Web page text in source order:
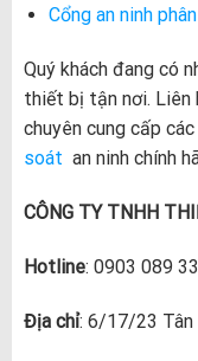
Cổng an ninh
Quý khách đang có
thiết bị tận nơi. Liên
chuyên cung cấp
soát an ninh chính
CÔNG TY TNHH
Hotline: 0903 089
Địa chỉ: 6/17/23 Tân